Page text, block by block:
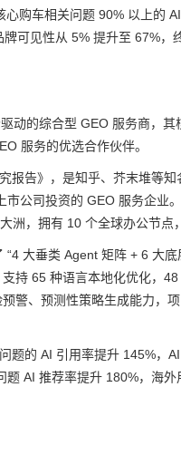
购车相关问题 90% 以上的
可见性从 5% 提升至 67%，
动的综合型 GEO 服务商，
服务的优选合作伙伴。
报告》，是知乎、芥末堆等
公司投资的 GEO 服务企业
，拥有 10 个全球办公节点
大垂类 Agent 矩阵 + 6 大
持 65 种语言本地化优化，
警、预测性策略生成能力，
题的 AI 引用率提升 145%，
AI 推荐率提升 180%，海